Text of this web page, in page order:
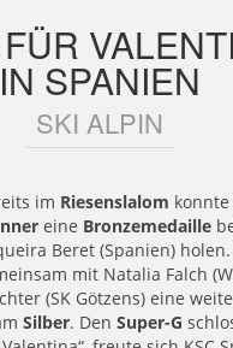
IN SPANIEN
SKI ALPIN
im Riesenslalom
eine Bronzemedaille
Beret (Spanien)
mit Natalia Falch
(SK Götzens) eine
Silber. DenSuper-G